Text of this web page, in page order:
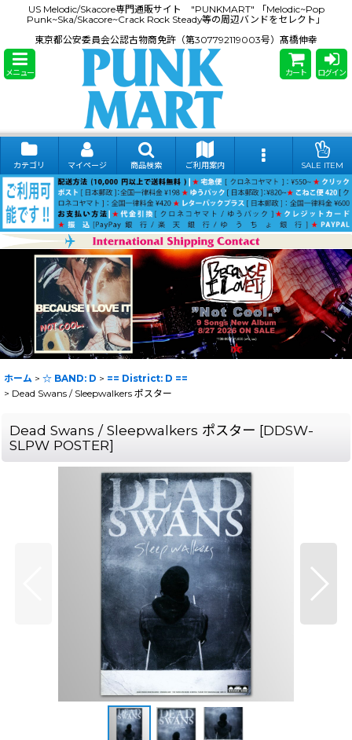
US Melodic/Skacore専門通販サイト "PUNKMART" 「Melodic~Pop
Punk~Ska/Skacore~Crack Rock Steady等の周辺バンドをセレクト」
東京都公安委員会公認古物商免許（第307792119003号）髙橋伸幸
メニュー カート ログイン
カテゴリ マイページ 商品検索 ご利用案内 SALE ITEM
ホーム > ☆ BAND: D > == District: D ==
> Dead Swans / Sleepwalkers ポスター
Dead Swans / Sleepwalkers ポスター [DDSW-
SLPW POSTER]